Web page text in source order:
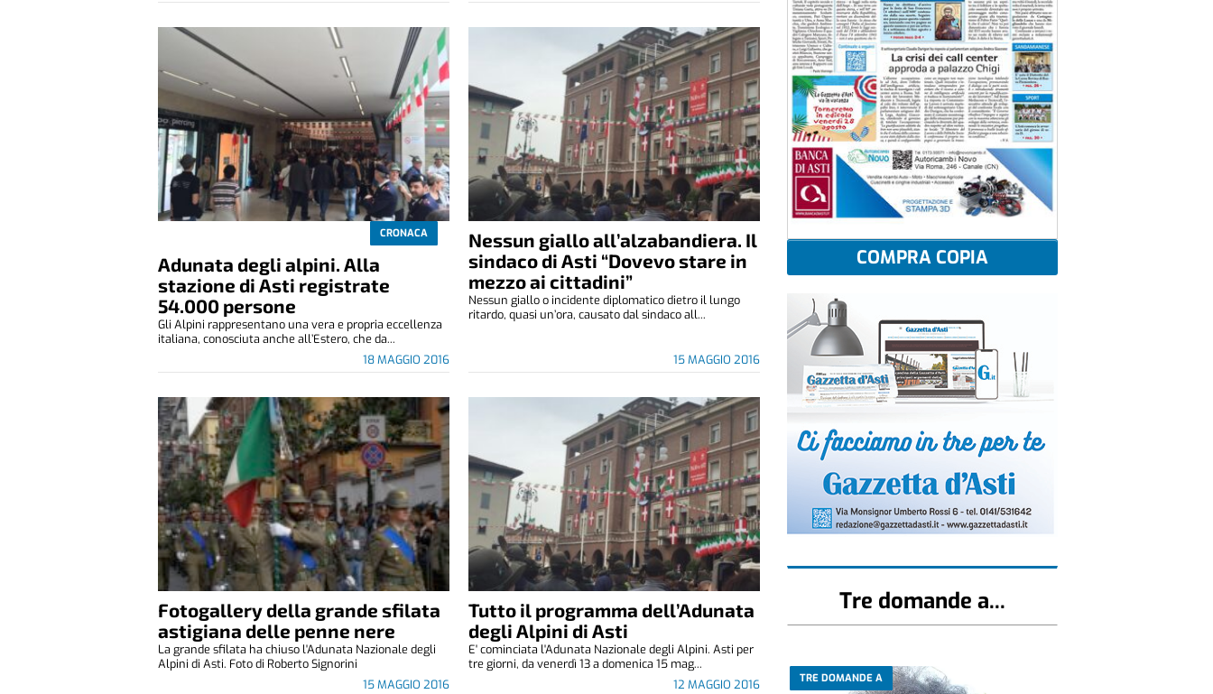
CRONACA
Adunata degli alpini. Alla
stazione di Asti registrate
54.000 persone
18 MAGGIO 2016
Gli Alpini rappresentano una vera e propria eccellenza
italiana, conosciuta anche all’Estero, che da...
Nessun giallo all’alzabandiera. Il
sindaco di Asti “Dovevo stare in
mezzo ai cittadini”
15 MAGGIO 2016
Nessun giallo o incidente diplomatico dietro il lungo
ritardo, quasi un’ora, causato dal sindaco all...
Fotogallery della grande sfilata
astigiana delle penne nere
15 MAGGIO 2016
La grande sfilata ha chiuso l'Adunata Nazionale degli
Alpini di Asti. Foto di Roberto Signorini
Tutto il programma dell’Adunata
degli Alpini di Asti
12 MAGGIO 2016
E' cominciata l'Adunata Nazionale degli Alpini. Asti per
tre giorni, da venerdì 13 a domenica 15 mag...
COMPRA COPIA
Tre domande a...
TRE DOMANDE A